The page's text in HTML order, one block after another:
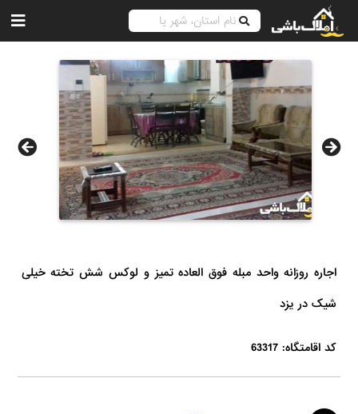
اجاره روزانه واحد مبله فوق العاده تمیز و لوکس شش تخته خیلی
شیک در یزد
کد اقامتگاه: 63317